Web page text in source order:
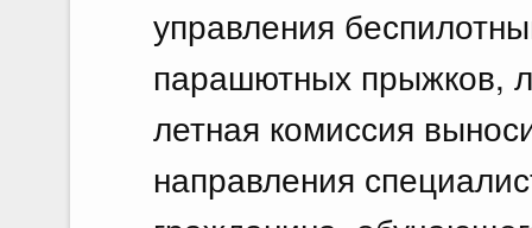
управления
парашютных прыжков,
летная комиссия
направления